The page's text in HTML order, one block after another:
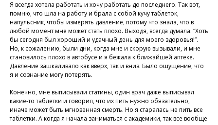
Я всегда хотела работать и хочу работать до последнего. Так вот,
помню, что шла на работу и брала с собой кучу таблеток,
напульсник, чтобы измерять давление, потому что знала, что в
любой момент мне может стать плохо. Выходя, всегда думала: “Хоть
бы сегодня был хороший и удачный день для моего здоровья!”.
Но, к сожалению, были дни, когда мне и скорую вызывали, и мне
становилось плохо в автобусе и я бежала к ближайшей аптеке.
Давление зашкаливало как вверх, так и вниз. Было ощущение, что
я и сознание могу потерять.
Конечно, мне выписывали статины, один врач даже выписывал
какие-то таблетки и говорил, что их пить нужно обязательно,
иначе может быть мгновенная смерть. Но я старалась не пить все
таблетки. А когда я начала заниматься с академики, так все вообще